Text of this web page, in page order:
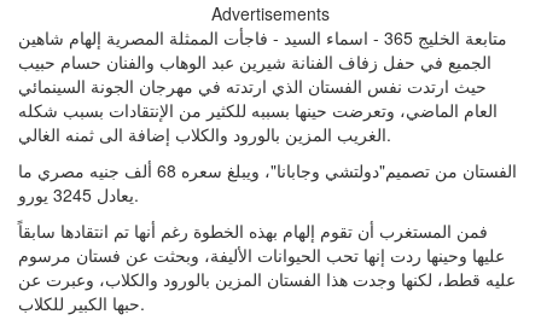
Advertisements
متابعة الخليج 365 - اسماء السيد - فاجأت الممثلة المصرية ​إلهام شاهين​
الجميع في حفل زفاف الفنانة ​شيرين عبد الوهاب​ والفنان ​حسام حبيب​
حيث ارتدت نفس الفستان الذي ارتدته في مهرجان الجونة السينمائي
العام الماضي، وتعرضت حينها بسببه للكثير من الإنتقادات بسبب شكله
الغريب المزين بالورود والكلاب إضافة الى ثمنه الغالي.
الفستان من تصميم"دولتشي وجابانا"، ويبلغ سعره 68 ألف جنيه مصري ما
يعادل 3245 يورو.
فمن المستغرب أن تقوم إلهام بهذه الخطوة رغم أنها تم انتقادها سابقاً
عليها وحينها ردت إنها تحب الحيوانات الأليفة، وبحثت عن فستان مرسوم
عليه قطط، لكنها وجدت هذا الفستان المزين بالورود والكلاب، وعبرت عن
حبها الكبير للكلاب.